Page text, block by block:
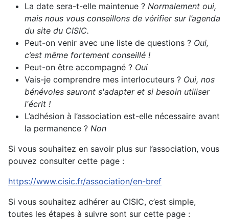
La date sera-t-elle maintenue ? Normalement oui,
mais nous vous conseillons de vérifier sur l’agenda
du site du CISIC.
Peut-on venir avec une liste de questions ? Oui,
c’est même fortement conseillé !
Peut-on être accompagné ? Oui
Vais-je comprendre mes interlocuteurs ? Oui, nos
bénévoles sauront s'adapter et si besoin utiliser
l'écrit !
L’adhésion à l’association est-elle nécessaire avant
la permanence ? Non
Si vous souhaitez en savoir plus sur l’association, vous
pouvez consulter cette page :
https://www.cisic.fr/association/en-bref
Si vous souhaitez adhérer au CISIC, c’est simple,
toutes les étapes à suivre sont sur cette page :